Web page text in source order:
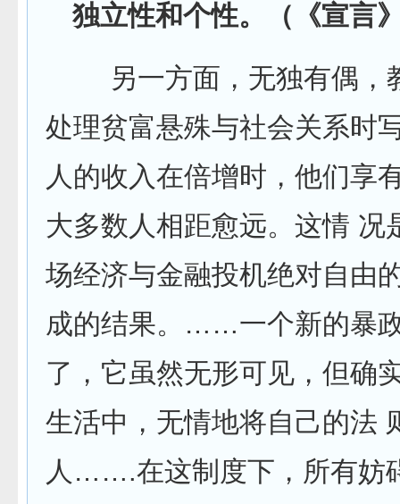
独立性和个性。（《宣言
另一方面，无独有偶，
处理贫富悬殊与社会关系时
人的收入在倍增时，他们享
大多数人相距愈远。这情 况
场经济与金融投机绝对自由
成的结果。……一个新的暴
了，它虽然无形可见，但确
生活中，无情地将自己的法
人…….在这制度下，所有妨